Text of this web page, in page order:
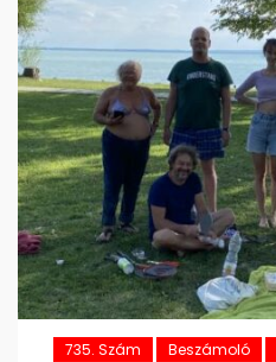
735. Szám Beszámoló